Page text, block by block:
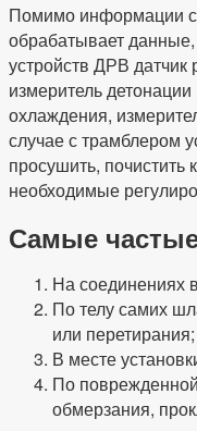
Помимо информации
обрабатывает
устройств ДРВ датчик
измеритель
охлаждения,
случае с трамблером
просушить, почистить
необходимые
Самые
На соединениях
По телу самих
или перетирания;
В месте
По
обмерзания,